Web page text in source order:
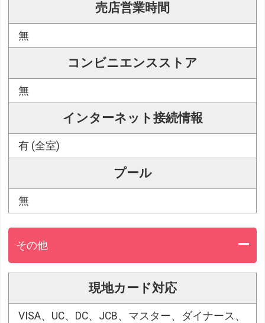
売店営業時間
無
コンビニエンスストア
無
インターネット接続情報
有 (全室)
プール
無
その他
現地カード対応
VISA、UC、DC、JCB、マスター、ダイナース、